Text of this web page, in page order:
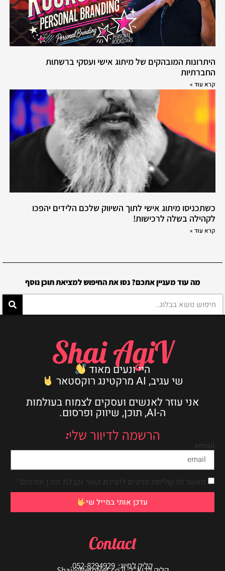
היתרונות המובהקים של מיתוג אישי ועסקי ברשתות
החברתיות
קרא עוד »
כשתכניסו מיתוג אישי לתוך השיווק שלכם הלידים יהפכו
לקהילה בשלה לרכישות!
קרא עוד »
מה עוד מעניין אתכם? נסו את החיפוש למציאת תוכן נוסף
Shai AgiV
היי ונעים מאוד
שי עגיב, AI מרקטינג רוקסטאר
אני עוזר לאנשים ועסקים לצמוח בעולמות
ה-AI, תוכן, שיווק ופרסום.
הרשמה לדיוור שלי:
email
מאשר\ת שליחת פרטים ליצירת קשר וקבלת תוכן ופרסום"
עדכן אותי במייל שי
Contact
קליק לחיוג: 052-8294929